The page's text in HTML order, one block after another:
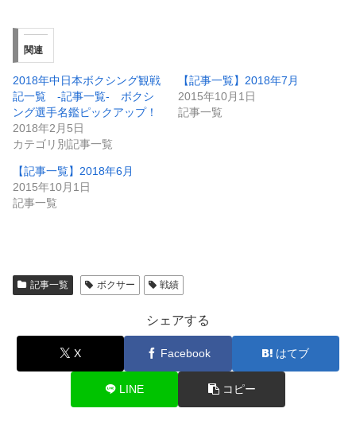
関連
2018年中日本ボクシング観戦
記一覧 -記事一覧- ボクシ
ング選手名鑑ピックアップ！
2018年2月5日
カテゴリ別記事一覧
【記事一覧】2018年7月
2015年10月1日
記事一覧
【記事一覧】2018年6月
2015年10月1日
記事一覧
記事一覧 ボクサー 戦績
シェアする
X Facebook はてブ
LINE コピー